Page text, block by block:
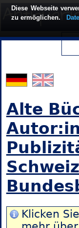
Alte
Klicken
Diese Webseite
zu ermöglichen.